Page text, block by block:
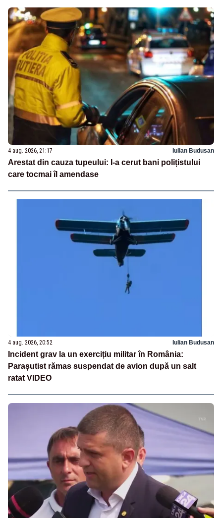
4 aug. 2026, 21:17 Iulian Budusan
Arestat din cauza tupeului: I-a cerut bani polițistului
care tocmai îl amendase
4 aug. 2026, 20:52 Iulian Budusan
Incident grav la un exercițiu militar în România:
Parașutist rămas suspendat de avion după un salt
ratat VIDEO